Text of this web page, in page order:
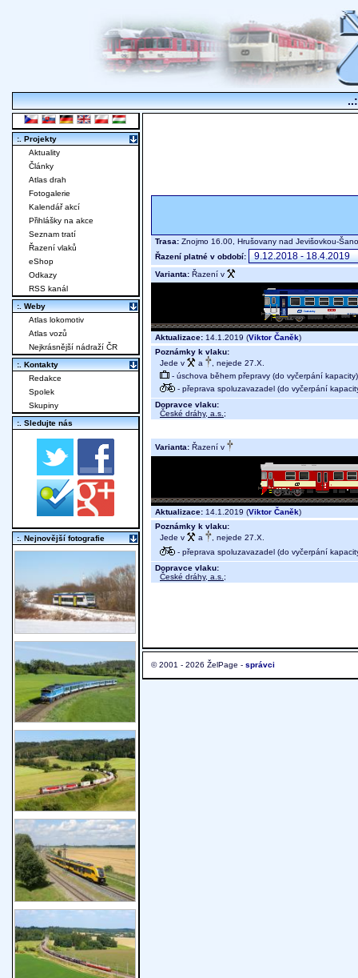
Trasa: Znojmo 16.00, Hrušovany nad Jevišovkou-
Řazení platné v období:
Varianta: Řazení v
Aktualizace: 14.1.2019 (Viktor Čaněk)
Poznámky k vlaku:
Jede v
a
, nejede 27.X.
- úschova během přepravy (do vyčerpání kapacity)
- přeprava spoluzavazadel (do vyčerpání
Dopravce vlaku:
České dráhy, a.s. ;
Varianta: Řazení v
Aktualizace: 14.1.2019 (Viktor Čaněk)
Poznámky k vlaku:
Jede v
a
, nejede 27.X.
- přeprava spoluzavazadel (do vyčerpání
Dopravce vlaku:
České dráhy, a.s. ;
© 2001 - 2026 ŽelPage - správci
:. Projekty
Aktuality
Články
Atlas drah
Fotogalerie
Kalendář akcí
Přihlášky na akce
Seznam tratí
Řazení vlaků
eShop
Odkazy
RSS kanál
:. Weby
Atlas lokomotiv
Atlas vozů
Nejkrásnější nádraží ČR
:. Kontakty
Redakce
Spolek
Skupiny
:. Sledujte nás
:. Nejnovější fotografie